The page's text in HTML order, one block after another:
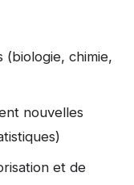
(biologie, chimie,
nouvelles
et de